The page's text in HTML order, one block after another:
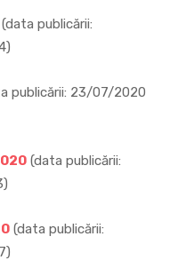
(data publicării:
publicării: 23/07/2020
(data publicării:
(data publicării: